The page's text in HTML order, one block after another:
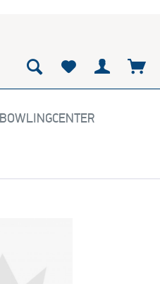
BOWLINGCENTER